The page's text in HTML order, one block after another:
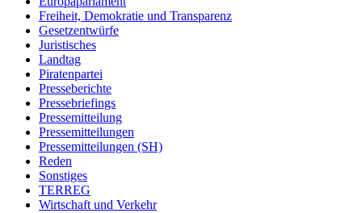
Freiheit, Demokratie und Transparenz
Gesetzentwürfe
Juristisches
Landtag
Piratenpartei
Presseberichte
Pressebriefings
Pressemitteilung
Pressemitteilungen
Pressemitteilungen (SH)
Reden
Sonstiges
TERREG
Wirtschaft und Verkehr